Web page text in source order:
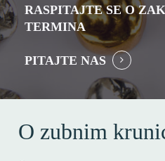
RASPITAJTE SE O
TERMINA
PITAJTE NAS
O zubnim